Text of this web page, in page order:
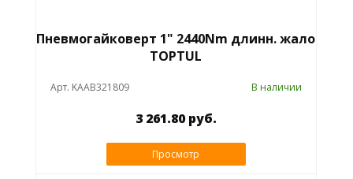
Пневмогайковерт 1" 2440Nm длинн. жало
TOPTUL
Арт. KAAB321809 В наличии
3 261.80 руб.
Просмотр